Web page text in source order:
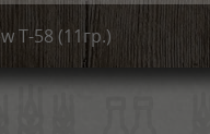
T-58 (11гр.)